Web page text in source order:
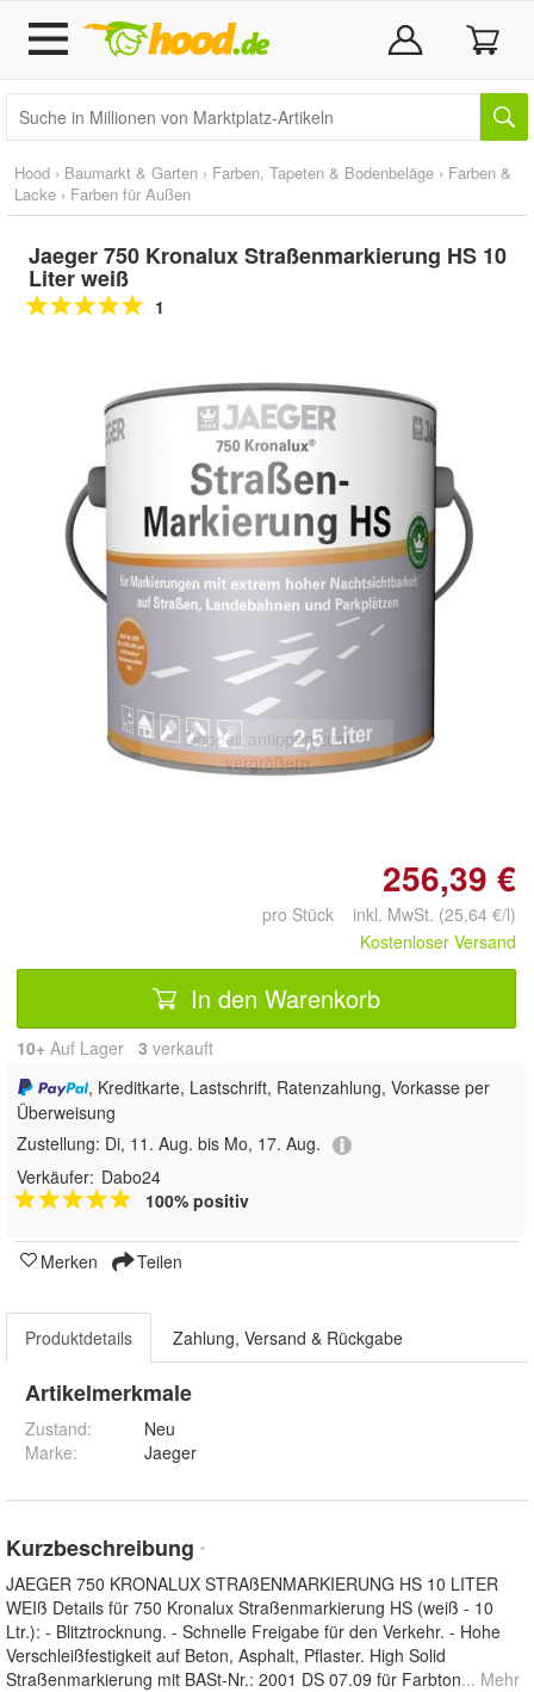
Hood › Baumarkt & Garten › Farben, Tapeten & Bodenbeläge › Farben &
Lacke › Farben für Außen
Jaeger 750 Kronalux Straßenmarkierung HS 10
Liter weiß
1
Doppelt antippen zum
vergrößern
256,39 €
pro Stück inkl. MwSt. (25,64 €/l)
Kostenloser Versand
In den Warenkorb
10+ Auf Lager 3 verkauft
, Kreditkarte, Lastschrift, Ratenzahlung, Vorkasse per
Überweisung
Zustellung: Di, 11. Aug. bis Mo, 17. Aug.
Verkäufer: Dabo24
100% positiv
Merken Teilen
Produktdetails Zahlung, Versand & Rückgabe
Artikelmerkmale
Zustand:
Neu
Marke:
Jaeger
Kurzbeschreibung *
JAEGER 750 KRONALUX STRAßENMARKIERUNG HS 10 LITER
WEIß Details für 750 Kronalux Straßenmarkierung HS (weiß - 10
Ltr.): - Blitztrocknung. - Schnelle Freigabe für den Verkehr. - Hohe
Verschleißfestigkeit auf Beton, Asphalt, Pflaster. High Solid
Straßenmarkierung mit BASt-Nr.: 2001 DS 07.09 für Farbton... Mehr